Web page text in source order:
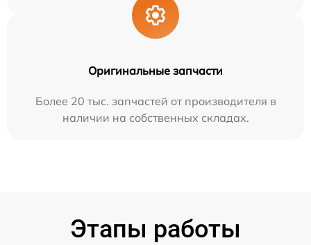
Оригинальные запчасти
Более 20 тыс. запчастей от производителя в
наличии на собственных складах.
Этапы работы